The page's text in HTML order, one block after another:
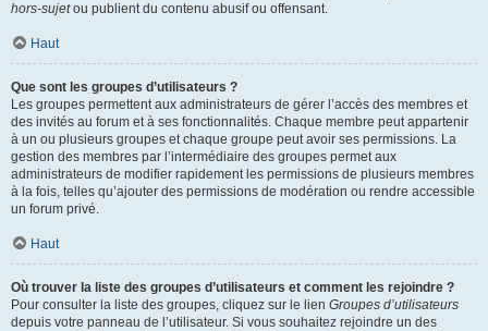
hors-sujetou publient du contenu abusif ou offensant.
Haut
Que sont les groupes d’utilisateurs ?
Les groupes permettent aux administrateurs de gérer l’accès des membres et
des invités au forum et à ses fonctionnalités. Chaque membre peut appartenir
à un ou plusieurs groupes et chaque groupe peut avoir ses permissions. La
gestion des membres par l’intermédiaire des groupes permet aux
administrateurs de modifier rapidement les permissions de plusieurs membres
à la fois, telles qu’ajouter des permissions de modération ou rendre accessible
un forum privé.
Haut
Où trouver la liste des groupes d’utilisateurs et comment les rejoindre ?
Pour consulter la liste des groupes, cliquez sur le lien Groupes d’utilisateurs
depuis votre panneau de l’utilisateur. Si vous souhaitez rejoindre un des